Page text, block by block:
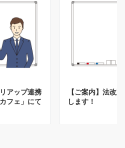
アップ連携
フェ」にて
【ご案内】法改
します！